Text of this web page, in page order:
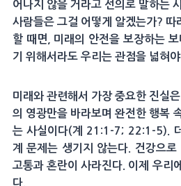
어나지 않을 거라고 선의로 말하는
사람들은 그걸 어떻게 알겠는가? 따
할 때면, 미래의 안전을 보장하는
기 위해서라도 우리는 관점을 넓혀야
미래와 관련해서 가장 중요한 진실
의 영광만을 바라보며 완전한 행복
는 사실이다(계 21:1-7; 22:1-5).
계 문제는 생기지 않는다. 건강으
고통과 혼란이 사라진다. 이제 우리
다.